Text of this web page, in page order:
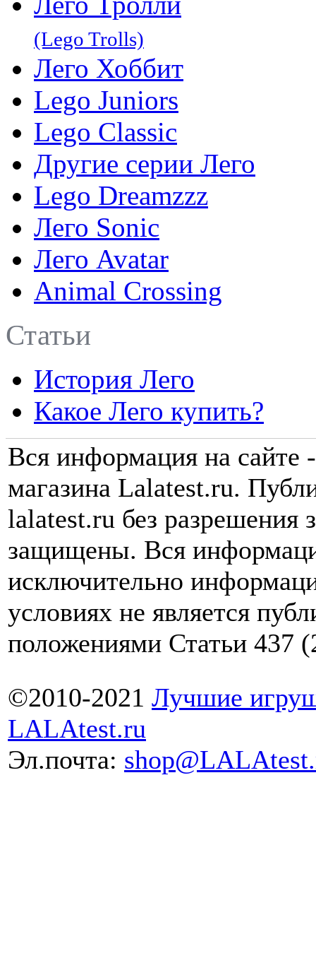
(Lego Trolls)
Лего Хоббит
Lego Juniors
Lego Classic
Другие серии Лего
Lego Dreamzzz
Лего Sonic
Лего Avatar
Animal Crossing
Статьи
История Лего
Какое Лего купить?
Вся информация на сайте
магазина Lalatest.ru.
lalatest.ru без разрешения
защищены. Вся
исключительно
условиях не является
положениями Статьи 437
©2010-2021 Лучшие
LALAtest.ru
Эл.почта: